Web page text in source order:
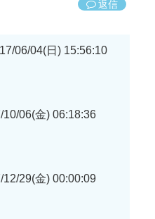
返信
06/04(日) 15:56:10
06(金) 06:18:36
29(金) 00:00:09